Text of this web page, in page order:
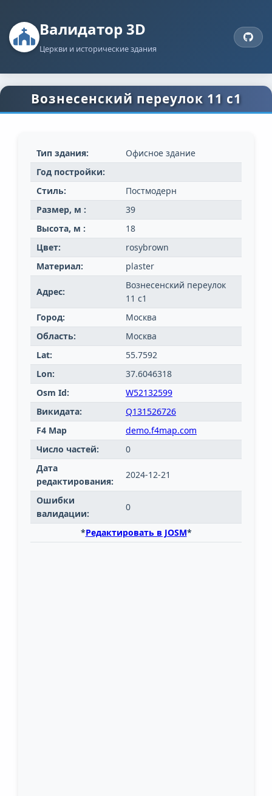
Валидатор 3D
Церкви и исторические здания
Вознесенский переулок 11 с1
Тип здания:
Офисное здание
Год постройки:
Стиль:
Постмодерн
Размер, м :
39
Высота, м :
18
Цвет:
rosybrown
Материал:
plaster
Адрес:
Вознесенский переулок
11 с1
Город:
Москва
Область:
Москва
Lat:
55.7592
Lon:
37.6046318
Osm Id:
W52132599
Викидата:
Q131526726
F4 Map
demo.f4map.com
Число частей:
0
Дата
редактирования:
2024-12-21
Ошибки
валидации:
0
*Редактировать в JOSM*